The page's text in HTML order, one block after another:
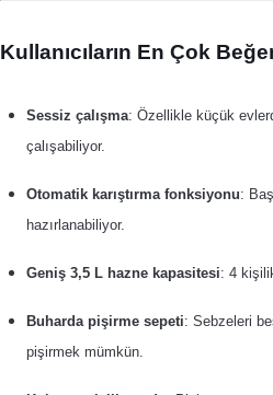
Kullanıcıların En Çok
Sessiz çalışma: Özellikle küçük
çalışabiliyor.
Otomatik karıştırma fonksiyonu:
hazırlanabiliyor.
Geniş 3,5 L hazne kapasitesi: 4
Buharda pişirme sepeti: Sebzeleri
pişirmek mümkün.